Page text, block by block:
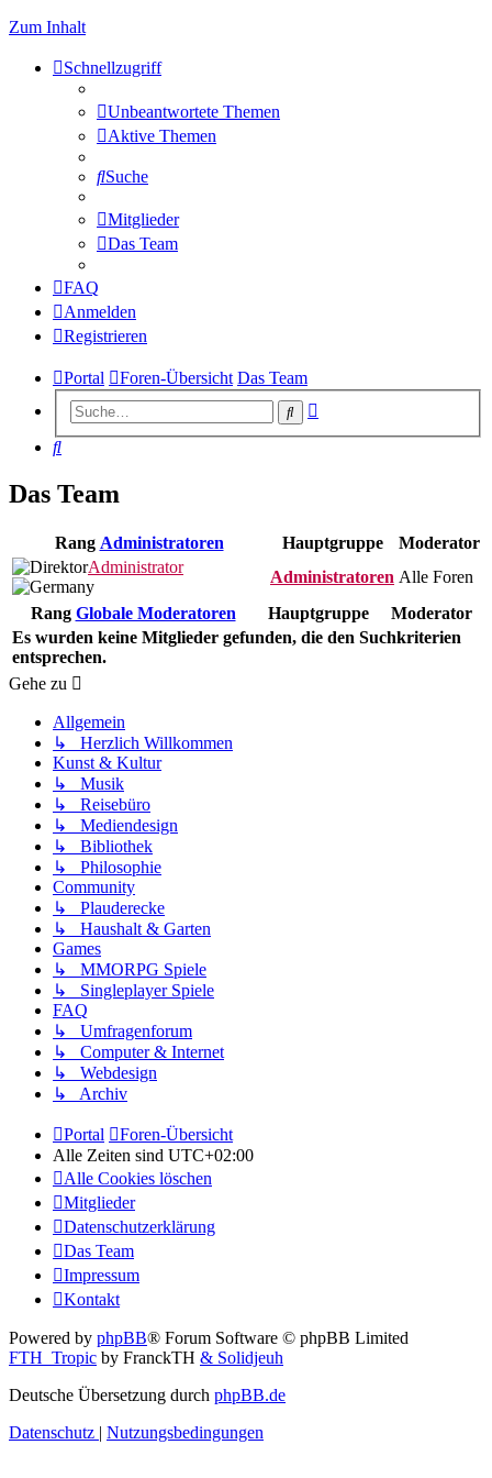
Zum Inhalt
Schnellzugriff
Unbeantwortete Themen
Aktive Themen
Suche
Mitglieder
Das Team
FAQ
Anmelden
Registrieren
Portal Foren-Übersicht Das Team
Suche
Suche
Das Team
Rang Administratoren Hauptgruppe
Moderator
Administrator
Administratoren Alle Foren
Rang Globale Moderatoren Hauptgruppe
Moderator
Es wurden keine Mitglieder gefunden, die den Suchkriterien
entsprechen.
Gehe zu
Allgemein
↳ Herzlich Willkommen
Kunst & Kultur
↳ Musik
↳ Reisebüro
↳ Mediendesign
↳ Bibliothek
↳ Philosophie
Community
↳ Plauderecke
↳ Haushalt & Garten
Games
↳ MMORPG Spiele
↳ Singleplayer Spiele
FAQ
↳ Umfragenforum
↳ Computer & Internet
↳ Webdesign
↳ Archiv
Portal
Foren-Übersicht
Alle Zeiten sind UTC+02:00
Alle Cookies löschen
Mitglieder
Datenschutzerklärung
Das Team
Impressum
Kontakt
Powered by phpBB® Forum Software © phpBB Limited
FTH_Tropic by FranckTH & Solidjeuh
Deutsche Übersetzung durch phpBB.de
Datenschutz | Nutzungsbedingungen